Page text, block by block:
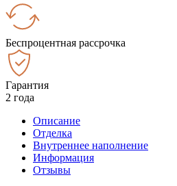
Беспроцентная рассрочка
Гарантия
2 года
Описание
Отделка
Внутреннее наполнение
Информация
Отзывы